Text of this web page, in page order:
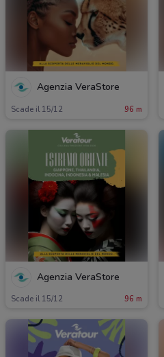
Agenzia VeraStore
Scade il 15/12 96 m
Agenzia VeraStore
Scade il 15/12 96 m